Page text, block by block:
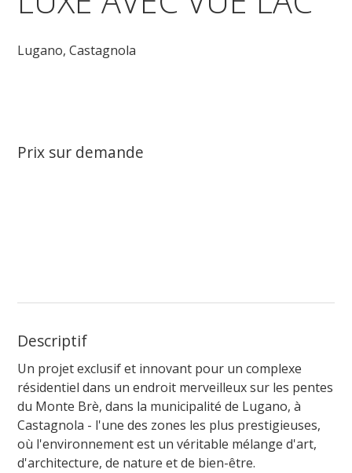
Lugano,Castagnola
Prix sur demande
Descriptif
Un projet exclusif et innovant pour un complexe
résidentiel dans un endroit merveilleux sur les pentes
du Monte Brè, dans la municipalité de Lugano, à
Castagnola - l'une des zones les plus prestigieuses,
où l'environnement est un véritable mélange d'art,
d'architecture, de nature et de bien-être.